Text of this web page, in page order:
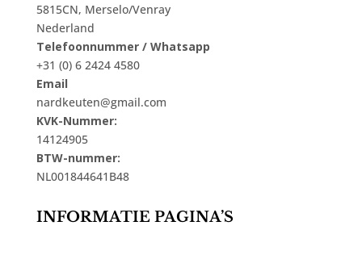
5815CN, Merselo/Venray
Nederland
Telefoonnummer / Whatsapp
+31 (0) 6 2424 4580
Email
nardkeuten@gmail.com
KVK-Nummer:
14124905
BTW-nummer:
NL001844641B48
INFORMATIE PAGINA’S